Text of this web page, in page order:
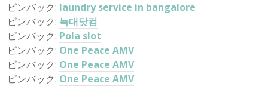
ピンバック: laundry service in bangalore
ピンバック: 늑대닷컴
ピンバック: Pola slot
ピンバック: One Peace AMV
ピンバック: One Peace AMV
ピンバック: One Peace AMV